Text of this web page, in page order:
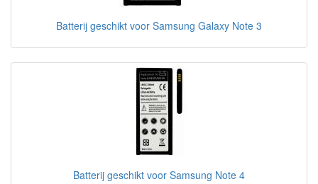
Batterij geschikt voor Samsung Galaxy Note 3
Batterij geschikt voor Samsung Note 4